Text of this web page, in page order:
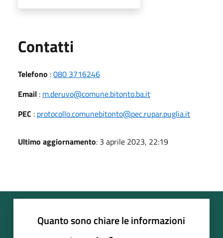
Contatti
Telefono :080 3716246
Email : m.deruvo@comune.bitonto.ba.it
PEC : protocollo.comunebitonto@pec.rupar.puglia.it
Ultimo aggiornamento: 3 aprile 2023, 22:19
Quanto sono chiare le informazioni